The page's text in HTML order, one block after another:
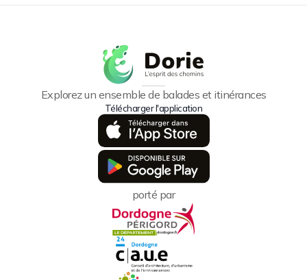
Explorez un ensemble de balades et itinérances
Télécharger l'application
porté par